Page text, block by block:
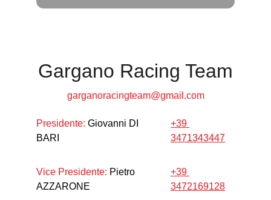
Gargano Racing Team
garganoracingteam@gmail.com
Presidente: Giovanni DI
BARI
Vice Presidente: Pietro
AZZARONE
+39
3471343447
+39
3472169128